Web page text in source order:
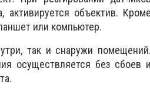
объектив. Кроме
или компьютер.
так и снаружи помещений.
осуществляется без сбоев и